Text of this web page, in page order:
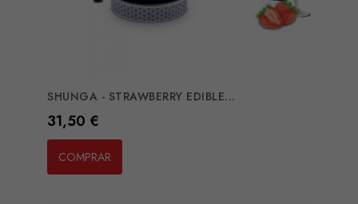
SHUNGA - STRAWBERRY EDIBLE...
Preço
31,50 €
COMPRAR